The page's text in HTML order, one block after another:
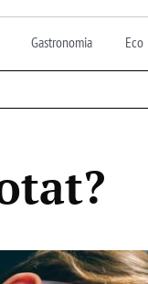
Gastronomia Eco